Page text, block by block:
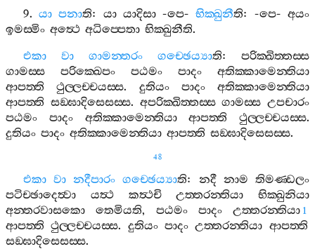
9. යා පනාති: යා යාදිසා-පෙ-භික‍්ඛුනීති: -පෙ- අයං
ඉමස‍්මිං අත්‍ථෙ අධිප‍්පෙතා භික‍්ඛුනීති.
එකා
වා ගාමන‍්තරං ගච‍්ඡෙය්‍යාති: පරික‍්ඛිත‍්තස‍්ස
ගාමස‍්ස
පරික‍්ඛෙපං පඨමං පාදං
අතික‍්කාමෙන‍්තියා
ආපත‍්ති
ථුල‍්ලච‍්චයස‍්ස. දුතියං පාදං
අතික‍්කාමෙන‍්තියා
ආපත‍්ති සඞ‍්ඝාදිසෙසස‍්ස. අපරික‍්ඛිත‍්තස‍්ස ගාමස‍්ස උපචාරං
පඨමං
පාදං අතික‍්කාමෙන‍්තියා ආපත‍්ති ථුල‍්ලච‍්චයස‍්ස.
දුතියං පාදං අතික‍්කාමෙන‍්තියා ආපත‍්ති සඞ‍්ඝාදිසෙසස‍්ස.
48
එකා වා නදීපාරං ගච‍්ඡෙය්‍යාති: නදී නාම තිමණ‍්ඩලං
පටිච‍්ඡාදෙත්‍වා
යත්‍ථ කත්‍ථචි උත‍්තරන‍්තියා
භික‍්ඛුනියා
අන‍්තරවාසකො
තෙමියති, පඨමං පාදං උත‍්තරන‍්තියා 1
ආපත‍්ති ථුල‍්ලච‍්චයස‍්ස. දුතියං පාදං උත‍්තරන‍්තියා ආපත‍්ති
සඞ‍්ඝාදිසෙසස‍්ස.